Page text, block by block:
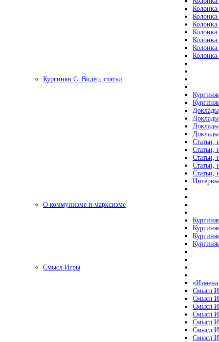
Колонка
Колонка
Колонка
Колонка
Колонка
Колонка
Колонка
Кургинян С. Видео, статьи
Статьи,
Статьи,
Статьи,
Статьи,
Статьи,
О коммунизме и марксизме
Смысл Игры
«Измена
Смысл
Смысл
Смысл
Смысл
Смысл
Смысл
Смысл